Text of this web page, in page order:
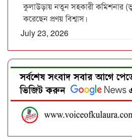
কুলাউড়ায় নতুন সহকারী কমিশনার
করেছেন প্রণয় বিশ্বাস।
July 23, 2026